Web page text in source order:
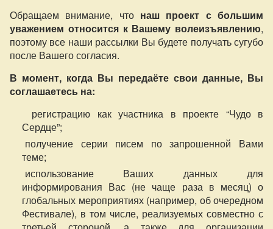
Обращаем внимание, что наш проект с большим
уважением относится к Вашему волеизъявлению,
поэтому все наши рассылки Вы будете получать сугубо
после Вашего согласия.
В момент, когда Вы передаёте свои данные, Вы
соглашаетесь на:
регистрацию как участника в проекте “Чудо в
Сердце”;
получение серии писем по запрошенной Вами
теме;
использование Ваших данных для
информирования Вас (не чаще раза в месяц) о
глобальных мероприятиях (например, об очередном
Фестивале), в том числе, реализуемых совместно с